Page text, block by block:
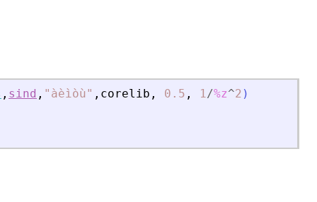
, sind , " àèìòù" , corelib , 0.5 , 1/%z^2 )